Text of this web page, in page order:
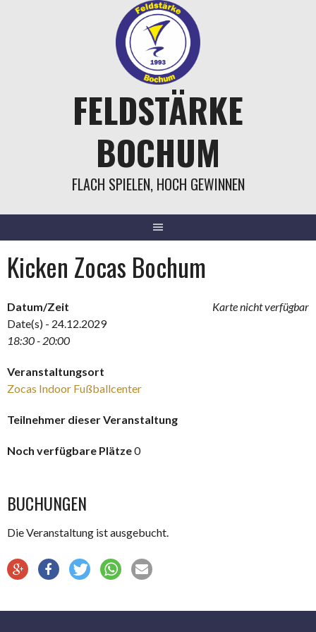
FELDSTÄRKE
BOCHUM
FLACH SPIELEN, HOCH GEWINNEN
Kicken Zocas Bochum
Karte nicht verfügbar
Datum/Zeit
Date(s) - 24.12.2029
18:30 - 20:00
Veranstaltungsort
Zocas Indoor Fußballcenter
Teilnehmer dieser Veranstaltung
Noch verfügbare Plätze0
BUCHUNGEN
Die Veranstaltung ist ausgebucht.